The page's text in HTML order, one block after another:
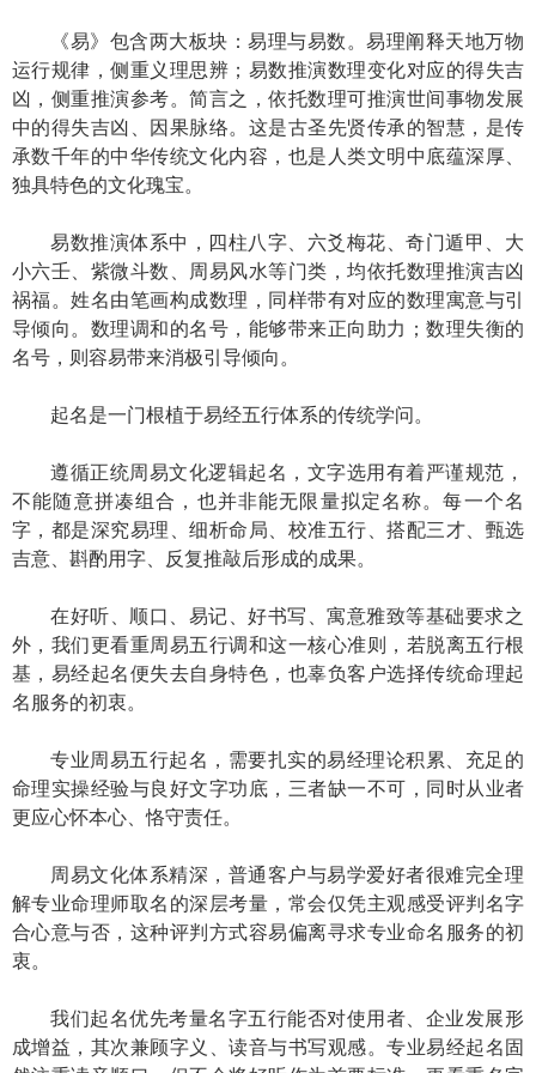
《易》包含两大板块：易理与易数。易理阐释天地万物
运行规律，侧重义理思辨；易数推演数理变化对应的得失吉
凶，侧重推演参考。简言之，依托数理可推演世间事物发展
中的得失吉凶、因果脉络。这是古圣先贤传承的智慧，是传
承数千年的中华传统文化内容，也是人类文明中底蕴深厚、
独具特色的文化瑰宝。
易数推演体系中，四柱八字、六爻梅花、奇门遁甲、大
小六壬、紫微斗数、周易风水等门类，均依托数理推演吉凶
祸福。姓名由笔画构成数理，同样带有对应的数理寓意与引
导倾向。数理调和的名号，能够带来正向助力；数理失衡的
名号，则容易带来消极引导倾向。
起名是一门根植于易经五行体系的传统学问。
遵循正统周易文化逻辑起名，文字选用有着严谨规范，
不能随意拼凑组合，也并非能无限量拟定名称。每一个名
字，都是深究易理、细析命局、校准五行、搭配三才、甄选
吉意、斟酌用字、反复推敲后形成的成果。
在好听、顺口、易记、好书写、寓意雅致等基础要求之
外，我们更看重周易五行调和这一核心准则，若脱离五行根
基，易经起名便失去自身特色，也辜负客户选择传统命理起
名服务的初衷。
专业周易五行起名，需要扎实的易经理论积累、充足的
命理实操经验与良好文字功底，三者缺一不可，同时从业者
更应心怀本心、恪守责任。
周易文化体系精深，普通客户与易学爱好者很难完全理
解专业命理师取名的深层考量，常会仅凭主观感受评判名字
合心意与否，这种评判方式容易偏离寻求专业命名服务的初
衷。
我们起名优先考量名字五行能否对使用者、企业发展形
成增益，其次兼顾字义、读音与书写观感。专业易经起名固